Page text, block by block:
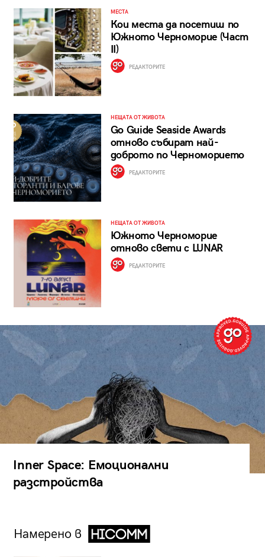
МЕСТА
Кои места да посетиш по
Южното Черноморие (Част
II)
РЕДАКТОРИТЕ
НЕЩАТА ОТ ЖИВОТА
Go Guide Seaside Awards
отново събират най-
доброто по Черноморието
РЕДАКТОРИТЕ
НЕЩАТА ОТ ЖИВОТА
Южното Черноморие
отново свети с LUNAR
РЕДАКТОРИТЕ
Inner Space: Емоционални
разстройства
Намерено в